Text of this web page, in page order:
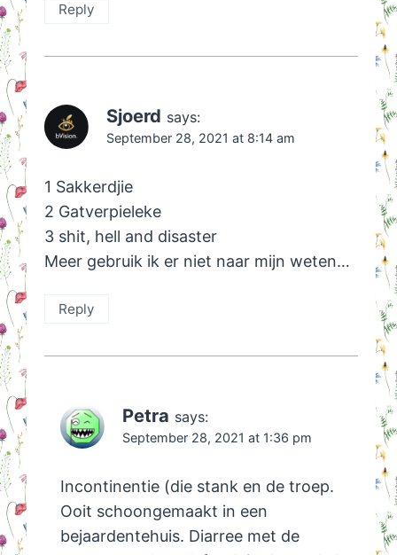
Reply
Sjoerd says:
September 28, 2021 at 8:14 am
1 Sakkerdjie
2 Gatverpieleke
3 shit, hell and disaster
Meer gebruik ik er niet naar mijn weten…
Reply
Petra says:
September 28, 2021 at 1:36 pm
Incontinentie (die stank en de troep.
Ooit schoongemaakt in een
bejaardentehuis. Diarree met de